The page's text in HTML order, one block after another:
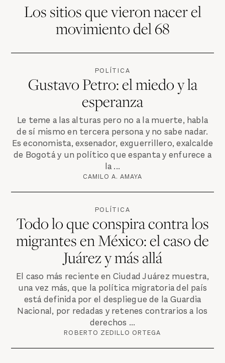
Los sitios que vieron nacer el
movimiento del 68
POLÍTICA
Gustavo Petro: el miedo y la
esperanza
Le teme a las alturas pero no a la muerte, habla
de sí mismo en tercera persona y no sabe nadar.
Es economista, exsenador, exguerrillero, exalcalde
de Bogotá y un político que espanta y enfurece a
la ...
CAMILO A. AMAYA
POLÍTICA
Todo lo que conspira contra los
migrantes en México: el caso de
Juárez y más allá
El caso más reciente en Ciudad Juárez muestra,
una vez más, que la política migratoria del país
está definida por el despliegue de la Guardia
Nacional, por redadas y retenes contrarios a los
derechos ...
ROBERTO ZEDILLO ORTEGA